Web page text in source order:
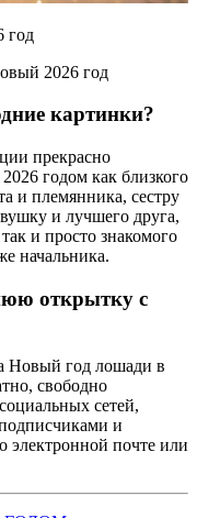
картинки?
прекрасно
годом как близкого
и племянника, сестру
и лучшего друга,
и просто знакомого
начальника.
открытку с
Новый год лошади в
свободно
сетей,
и
электронной почте или